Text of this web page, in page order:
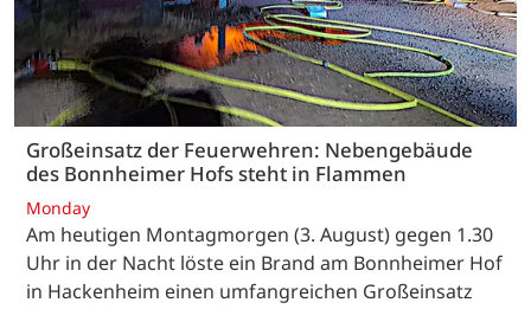
Großeinsatz der Feuerwehren: Nebengebäude
des Bonnheimer Hofs steht in Flammen
Monday
Am heutigen Montagmorgen (3. August) gegen 1.30
Uhr in der Nacht löste ein Brand am Bonnheimer Hof
in Hackenheim einen umfangreichen Großeinsatz